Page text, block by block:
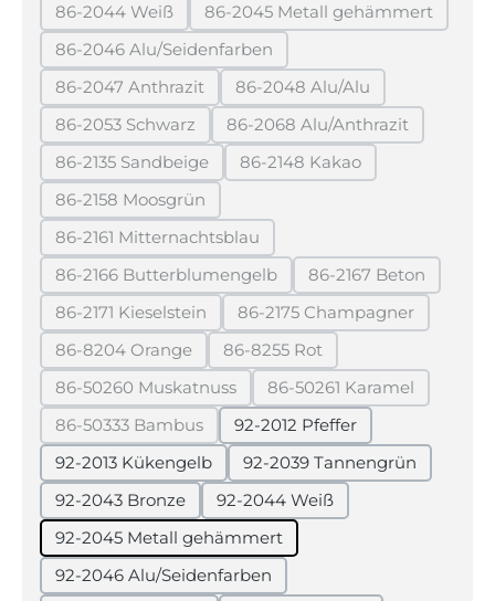
86-2044 Weiß
(Diese Option ist zurzeit nicht verfügbar.)
86-2045 Metall gehämmert
(Diese Option ist
86-2046 Alu/Seidenfarben
(Diese Option ist zurzeit nicht verfügbar.)
86-2047 Anthrazit
(Diese Option ist zurzeit nicht verfügbar.)
86-2048 Alu/Alu
(Diese Option ist zurzeit
86-2053 Schwarz
(Diese Option ist zurzeit nicht verfügbar.)
86-2068 Alu/Anthrazit
(Diese Option ist zurzeit
86-2135 Sandbeige
(Diese Option ist zurzeit nicht verfügbar.)
86-2148 Kakao
(Diese Option ist zurzeit
86-2158 Moosgrün
(Diese Option ist zurzeit nicht verfügbar.)
86-2161 Mitternachtsblau
(Diese Option ist zurzeit nicht verfügbar.)
86-2166 Butterblumengelb
(Diese Option ist zurzeit nicht verfügbar.)
86-2167 Beton
(Diese Option ist
86-2171 Kieselstein
(Diese Option ist zurzeit nicht verfügbar.)
86-2175 Champagner
(Diese Option ist
86-8204 Orange
(Diese Option ist zurzeit nicht verfügbar.)
86-8255 Rot
(Diese Option ist zurzeit nicht
86-50260 Muskatnuss
(Diese Option ist zurzeit nicht verfügbar.)
86-50261 Karamel
(Diese Option ist
86-50333 Bambus
(Diese Option ist zurzeit nicht verfügbar.)
92-2012 Pfeffer
92-2013 Kükengelb
92-2039 Tannengrün
92-2043 Bronze
92-2044 Weiß
92-2045 Metall gehämmert
92-2046 Alu/Seidenfarben